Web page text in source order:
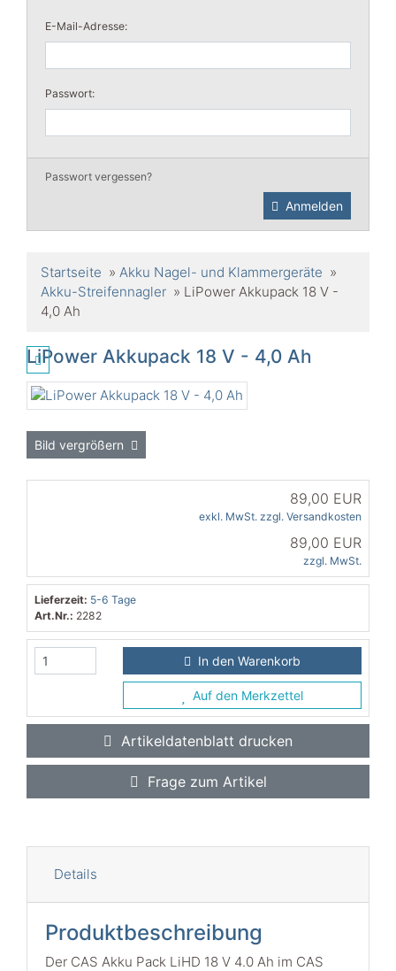
E-Mail-Adresse:
Passwort:
Passwort vergessen?
Anmelden
Startseite » Akku Nagel- und Klammergeräte »
Akku-Streifennagler » LiPower Akkupack 18 V -
4,0 Ah
LiPower Akkupack 18 V - 4,0 Ah
Bild vergrößern
89,00 EUR
exkl. MwSt. zzgl. Versandkosten
89,00 EUR
zzgl. MwSt.
Lieferzeit: 5-6 Tage
Art.Nr.: 2282
In den Warenkorb
Auf den Merkzettel
Artikeldatenblatt drucken
Frage zum Artikel
Details
Produktbeschreibung
Der CAS Akku Pack LiHD 18 V 4.0 Ah im CAS